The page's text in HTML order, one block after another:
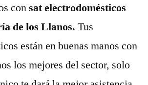
consat electrodomésticos
de los Llanos. Tus
están en buenas manos con
los mejores del sector, solo